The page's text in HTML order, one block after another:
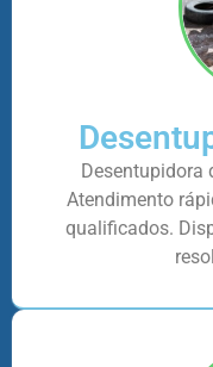
Desentupidora
Atendimento
qualificados.